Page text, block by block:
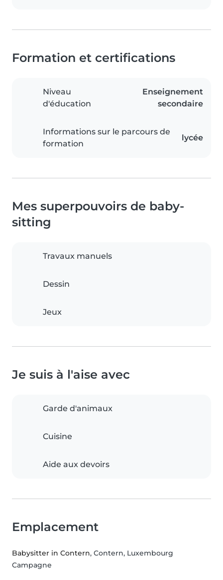
Formation et certifications
Niveau
d'éducation
Enseignement
secondaire
Informations sur le parcours de
formation
lycée
Mes superpouvoirs de baby-
sitting
Travaux manuels
Dessin
Jeux
Je suis à l'aise avec
Garde d'animaux
Cuisine
Aide aux devoirs
Emplacement
Babysitter in Contern, Contern, Luxembourg
Campagne